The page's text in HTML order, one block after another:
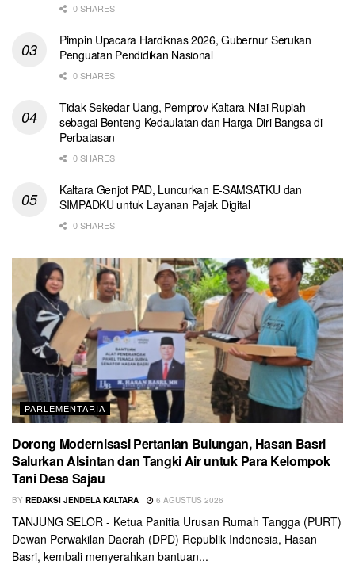
0 SHARES
Pimpin Upacara Hardiknas 2026, Gubernur Serukan
Penguatan Pendidikan Nasional
0 SHARES
Tidak Sekedar Uang, Pemprov Kaltara Nilai Rupiah
sebagai Benteng Kedaulatan dan Harga Diri Bangsa di
Perbatasan
0 SHARES
Kaltara Genjot PAD, Luncurkan E-SAMSATKU dan
SIMPADKU untuk Layanan Pajak Digital
0 SHARES
PARLEMENTARIA
Dorong Modernisasi Pertanian Bulungan, Hasan Basri
Salurkan Alsintan dan Tangki Air untuk Para Kelompok
Tani Desa Sajau
BY REDAKSI JENDELA KALTARA 6 AGUSTUS 2026
TANJUNG SELOR - Ketua Panitia Urusan Rumah Tangga (PURT)
Dewan Perwakilan Daerah (DPD) Republik Indonesia, Hasan
Basri, kembali menyerahkan bantuan...